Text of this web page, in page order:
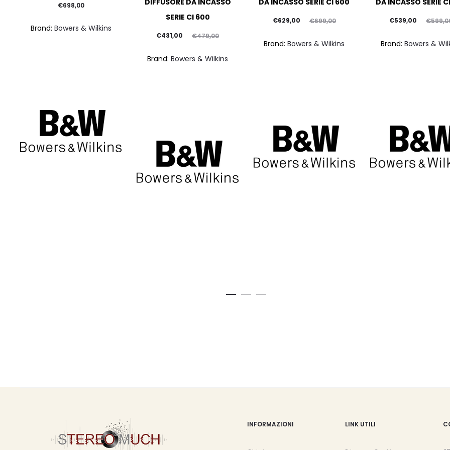
€698,00
Brand: Bowers & Wilkins
DIFFUSORE DA INCASSO
SERIE CI 600
€479,00
Il
€431,00
Il
Brand:Bowers & Wilkins
DA INCASSO SERIE CI 600
€699,00
Il
€629,00
Brand:Bowers & Wilkins
DA INCASSO SERIE
€
Il
€539,00
Il
Brand: Bowers &
INFORMAZIONI LINK UTILI